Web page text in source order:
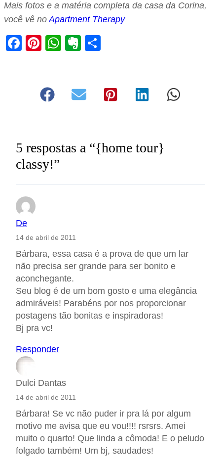
Mais fotos e a matéria completa da casa da Corina,
você vê noApartment Therapy
Facebook
Pinterest
WhatsApp
Evernote
5 respostas a “{home tour}
classy!”
De
14 de abril de 2011
Bárbara, essa casa é a prova de que um lar
não precisa ser grande para ser bonito e
aconchegante.
Seu blog é de um bom gosto e uma elegância
admiráveis! Parabéns por nos proporcionar
postagens tão bonitas e inspiradoras!
Bj pra vc!
Responder
Dulci Dantas
14 de abril de 2011
Bárbara! Se vc não puder ir pra lá por algum
motivo me avisa que eu vou!!!! rsrsrs. Amei
muito o quarto! Que linda a cômoda! E o peludo
folgado também! Um bj, saudades!